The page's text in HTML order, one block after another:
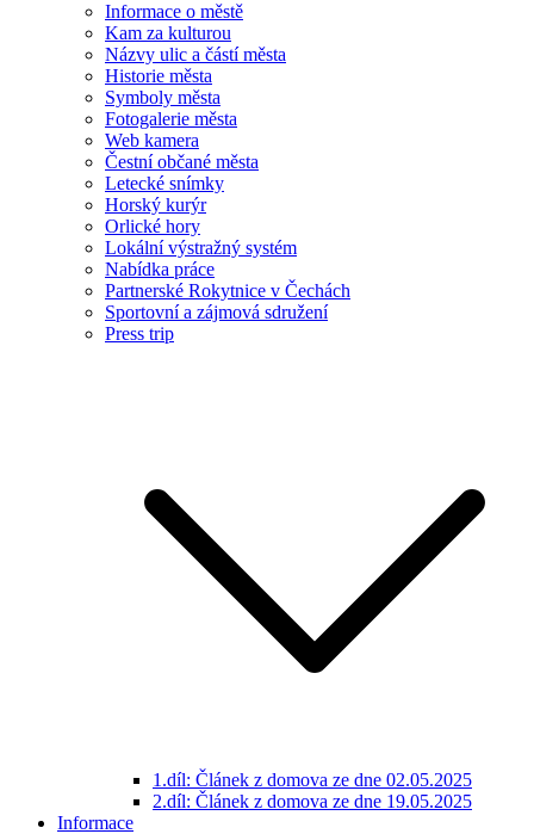
Informace o městě
Kam za kulturou
Názvy ulic a částí města
Historie města
Symboly města
Fotogalerie města
Web kamera
Čestní občané města
Letecké snímky
Horský kurýr
Orlické hory
Lokální výstražný systém
Nabídka práce
Partnerské Rokytnice v Čechách
Sportovní a zájmová sdružení
Press trip
1.díl: Článek z domova ze dne 02.05.2025
2.díl: Článek z domova ze dne 19.05.2025
Informace